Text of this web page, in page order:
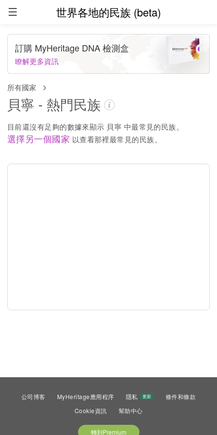
世界各地的民族 (beta)
所有國家
貝寧 - 熱門民族
目前還沒有足夠的數據來顯示 貝寧 中最常見的民族。
選擇另一個國家 以查看那裡最常見的民族。
訂購 MyHeritage DNA 檢測盒
瞭解更多資訊
公司博客 MyHeritage應用程序 隱私 更新
條件和條款
Cookie資訊
幫助中心
轉到Premium